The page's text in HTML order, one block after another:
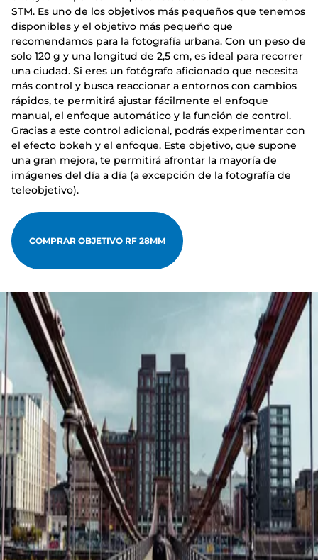
STM. Es uno de los objetivos más pequeños que tenemos
disponibles y el objetivo más pequeño que
recomendamos para la fotografía urbana. Con un peso de
solo 120 g y una longitud de 2,5 cm, es ideal para recorrer
una ciudad. Si eres un fotógrafo aficionado que necesita
más control y busca reaccionar a entornos con cambios
rápidos, te permitirá ajustar fácilmente el enfoque
manual, el enfoque automático y la función de control.
Gracias a este control adicional, podrás experimentar con
el efecto bokeh y el enfoque. Este objetivo, que supone
una gran mejora, te permitirá afrontar la mayoría de
imágenes del día a día (a excepción de la fotografía de
teleobjetivo).
COMPRAR OBJETIVO RF 28MM